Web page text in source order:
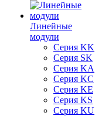
Линейные
модули
Серия KK
Серия SK
Серия KA
Серия KC
Серия KE
Серия KS
Серия KU